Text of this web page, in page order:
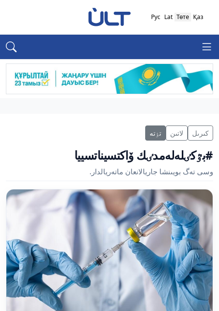
Қаз
Төте
Lat
Рус
كىرىل لاتىن تٶتە
#بٷكٸلەلەمدٸك ۆاكتسيناتسييا
وسى تەگ بويىنشا جاريالانعان ماتەريالدار.